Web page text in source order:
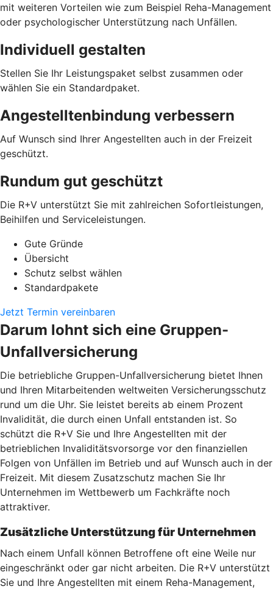
mit weiteren Vorteilen wie zum Beispiel Reha-Management
oder psychologischer Unterstützung nach Unfällen.
Individuell gestalten
Stellen Sie Ihr Leistungspaket selbst zusammen oder
wählen Sie ein Standardpaket.
Angestelltenbindung verbessern
Auf Wunsch sind Ihrer Angestellten auch in der Freizeit
geschützt.
Rundum gut geschützt
Die R+V unterstützt Sie mit zahlreichen Sofortleistungen,
Beihilfen und Serviceleistungen.
Gute Gründe
Übersicht
Schutz selbst wählen
Standardpakete
Jetzt Termin vereinbaren
Darum lohnt sich eine Gruppen-
Unfallversicherung
Die betriebliche Gruppen-Unfallversicherung bietet Ihnen
und Ihren Mitarbeitenden weltweiten Versicherungsschutz
rund um die Uhr. Sie leistet bereits ab einem Prozent
Invalidität, die durch einen Unfall entstanden ist. So
schützt die R+V Sie und Ihre Angestellten mit der
betrieblichen Invaliditätsvorsorge vor den finanziellen
Folgen von Unfällen im Betrieb und auf Wunsch auch in der
Freizeit. Mit diesem Zusatzschutz machen Sie Ihr
Unternehmen im Wettbewerb um Fachkräfte noch
attraktiver.
Zusätzliche Unterstützung für Unternehmen
Nach einem Unfall können Betroffene oft eine Weile nur
eingeschränkt oder gar nicht arbeiten. Die R+V unterstützt
Sie und Ihre Angestellten mit einem Reha-Management,